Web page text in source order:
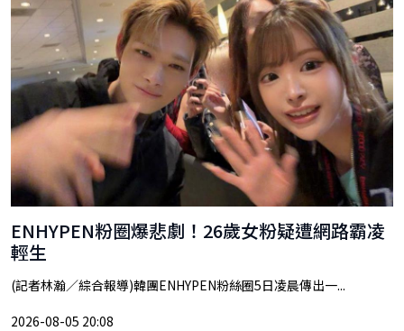
ENHYPEN粉圈爆悲劇！26歲女粉疑遭網路霸凌
輕生
(記者林瀚／綜合報導)韓團ENHYPEN粉絲圈5日凌晨傳出一...
2026-08-05 20:08